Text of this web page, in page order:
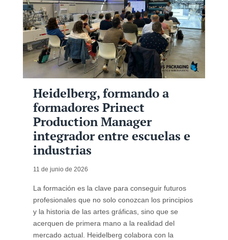
Heidelberg, formando a
formadores Prinect
Production Manager
integrador entre escuelas e
industrias
11 de junio de 2026
La formación es la clave para conseguir futuros
profesionales que no solo conozcan los principios
y la historia de las artes gráficas, sino que se
acerquen de primera mano a la realidad del
mercado actual. Heidelberg colabora con la